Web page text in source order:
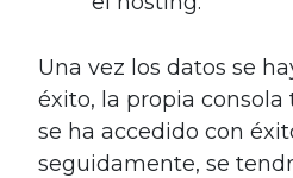
Una vez los datos se
éxito, la propia
se ha accedido con
seguidamente, se